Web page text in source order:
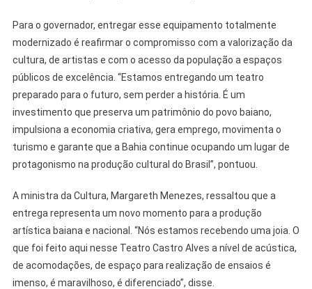
Para o governador, entregar esse equipamento totalmente
modernizado é reafirmar o compromisso com a valorização da
cultura, de artistas e com o acesso da população a espaços
públicos de excelência. “Estamos entregando um teatro
preparado para o futuro, sem perder a história. É um
investimento que preserva um patrimônio do povo baiano,
impulsiona a economia criativa, gera emprego, movimenta o
turismo e garante que a Bahia continue ocupando um lugar de
protagonismo na produção cultural do Brasil”, pontuou.
A ministra da Cultura, Margareth Menezes, ressaltou que a
entrega representa um novo momento para a produção
artística baiana e nacional. “Nós estamos recebendo uma joia. O
que foi feito aqui nesse Teatro Castro Alves a nível de acústica,
de acomodações, de espaço para realização de ensaios é
imenso, é maravilhoso, é diferenciado”, disse.